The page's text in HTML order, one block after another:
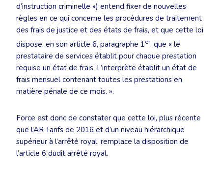
d’instruction criminelle ») entend fixer de nouvelles
règles en ce qui concerne les procédures de traitement
des frais de justice et des états de frais, et que cette loi
dispose, en son article 6, paragraphe 1er, que « le
prestataire de services établit pour chaque prestation
requise un état de frais. L’interprète établit un état de
frais mensuel contenant toutes les prestations en
matière pénale de ce mois. ».
Force est donc de constater que cette loi, plus récente
que l’AR Tarifs de 2016 et d’un niveau hiérarchique
supérieur à l’arrêté royal, remplace la disposition de
l’article 6 dudit arrêté royal.